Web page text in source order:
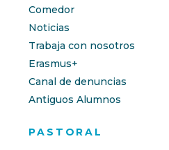
Comedor
Noticias
Trabaja con nosotros
Erasmus+
Canal de denuncias
Antiguos Alumnos
PASTORAL